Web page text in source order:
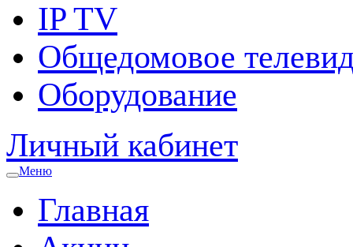
IP TV
Общедомовое
Оборудование
Личный кабинет
Меню
Главная